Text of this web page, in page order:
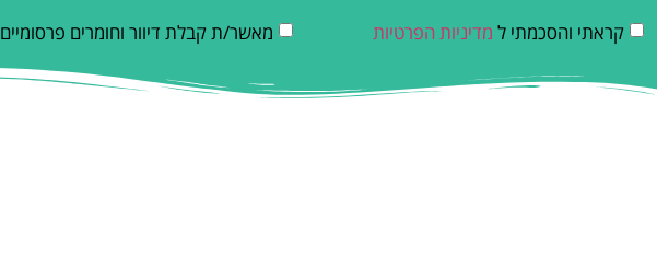
קראתי והסכמתי ל מדיניות הפרטיות מאשר/ת קבלת דיוור וחומרים פרסומיים